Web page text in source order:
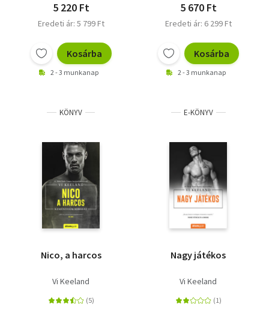
5 220 Ft
Eredeti ár: 5 799 Ft
Kosárba
2 - 3 munkanap
5 670 Ft
Eredeti ár: 6 299 Ft
Kosárba
2 - 3 munkanap
KÖNYV
Nico, a harcos
Vi Keeland
E-KÖNYV
Nagy játékos
Vi Keeland